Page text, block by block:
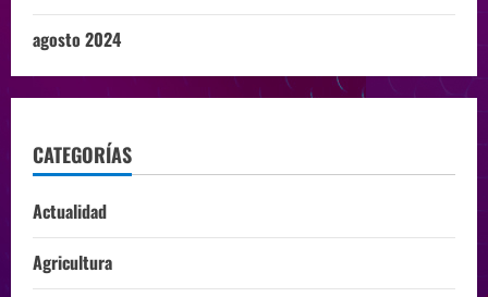
agosto 2024
CATEGORÍAS
Actualidad
Agricultura